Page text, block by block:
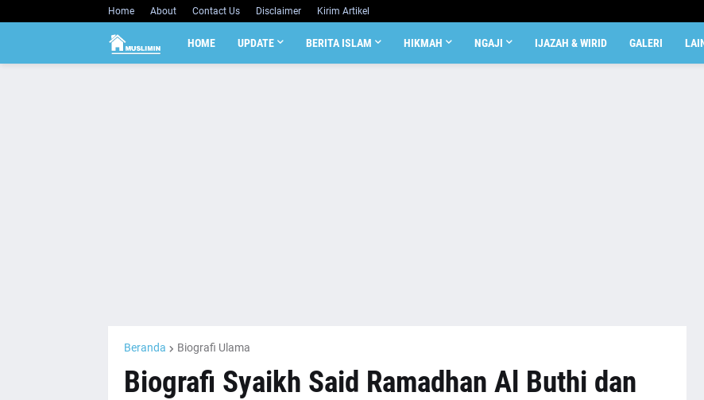
Home About Contact Us Disclaimer Kirim Artikel
HOME UPDATE BERITA ISLAM HIKMAH NGAJI IJAZAH & WIRID GALERI
Beranda Biografi Ulama
Biografi Syaikh Said Ramadhan Al Buthi dan